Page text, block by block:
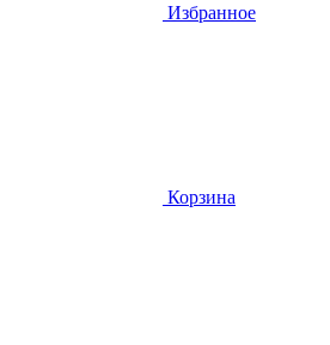
Избранное
Корзина